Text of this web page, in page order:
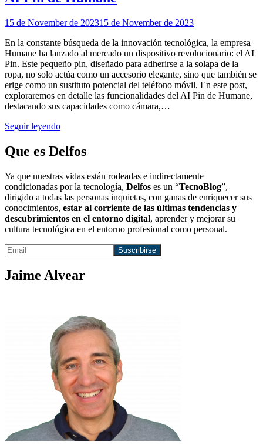
15 de November de 202315 de November de 2023
En la constante búsqueda de la innovación tecnológica, la empresa
Humane ha lanzado al mercado un dispositivo revolucionario: el AI
Pin. Este pequeño pin, diseñado para adherirse a la solapa de la
ropa, no solo actúa como un accesorio elegante, sino que también se
erige como un sustituto potencial del teléfono móvil. En este post,
exploraremos en detalle las funcionalidades del AI Pin de Humane,
destacando sus capacidades como cámara,…
Seguir leyendo
Que es Delfos
Ya que nuestras vidas están rodeadas e indirectamente
condicionadas por la tecnología, Delfos es un “TecnoBlog”,
dirigido a todas las personas inquietas, con ganas de enriquecer sus
conocimientos, estar al corriente de las últimas tendencias y
descubrimientos en el entorno digital, aprender y mejorar su
cultura tecnológica en el entorno profesional como personal.
Jaime Alvear